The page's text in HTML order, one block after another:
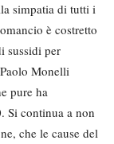
simpatia di tutti i
è costretto
sussidi per
Monelli
pure ha
Si continua a non
che le cause del